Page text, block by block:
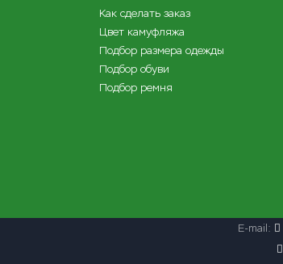
Как сделать заказ
Цвет камуфляжа
Подбор размера одежды
Подбор обуви
Подбор ремня
E-mail: